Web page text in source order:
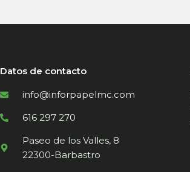
Datos de contacto
info@inforpapelmc.com
616 297 270
Paseo de los Valles, 8
22300-Barbastro